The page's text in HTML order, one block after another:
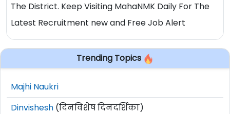
The District. Keep Visiting MahaNMK Daily For The
Latest Recruitment new and Free Job Alert
Trending Topics
Majhi Naukri
Dinvishesh (दिनविशेष दिनदर्शिका)